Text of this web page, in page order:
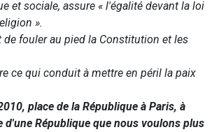
et sociale, assure « l'égalité devant la loi
».
fouler au pied la Constitution et les
ce qui conduit à mettre en péril la paix
place de la République à Paris, à
d'une République que nous voulons plus